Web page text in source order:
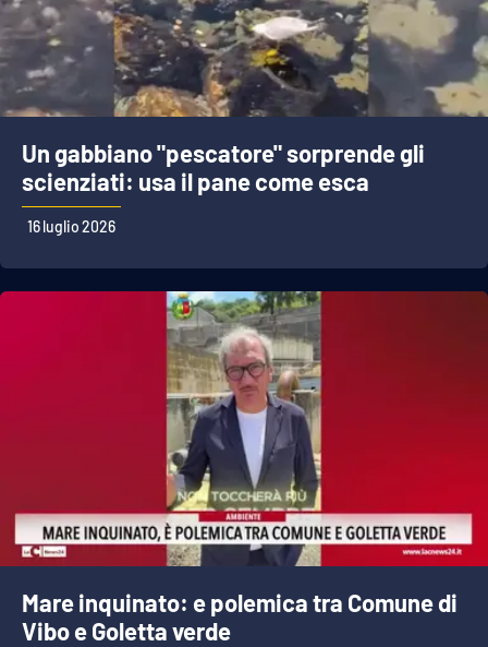
Un gabbiano "pescatore" sorprende gli
scienziati: usa il pane come esca
16 luglio 2026
Mare inquinato: e polemica tra Comune di
Vibo e Goletta verde